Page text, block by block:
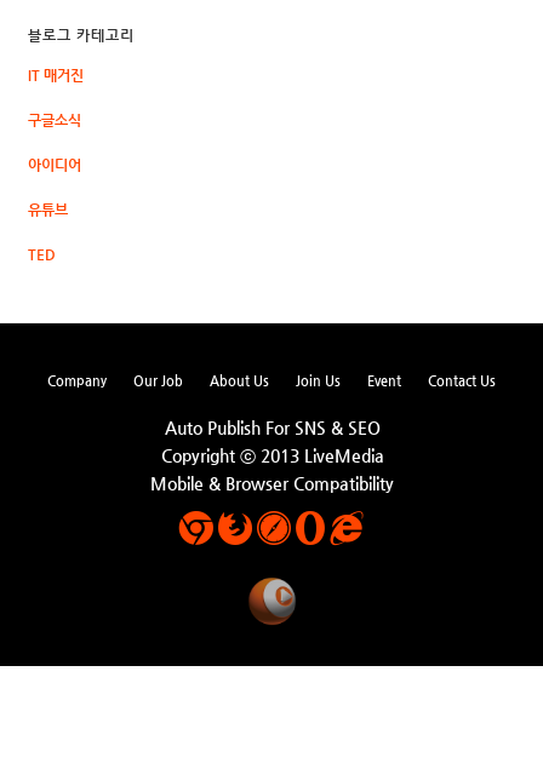
블로그 카테고리
IT 매거진
구글소식
아이디어
유튜브
TED
Company Our Job About Us Join Us Event Contact Us
Auto Publish For SNS & SEO
Copyright ⓒ 2013 LiveMedia
Mobile & Browser Compatibility